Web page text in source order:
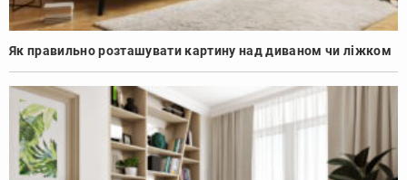
Як правильно розташувати картину над диваном чи ліжком